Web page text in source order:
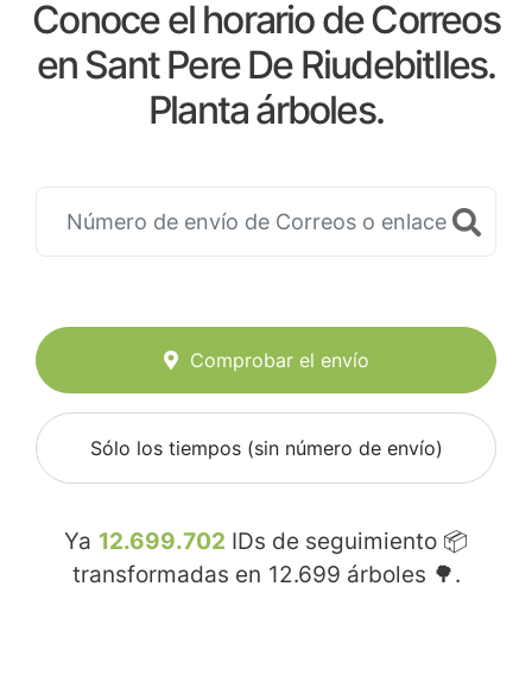
Conoce el horario de Correos
en Sant Pere De Riudebitlles.
Planta árboles.
Comprobar el envío
Sólo los tiempos (sin número de envío)
Ya 12.699.702 IDs de seguimiento 📦
transformadas en 12.699 árboles 🌳.